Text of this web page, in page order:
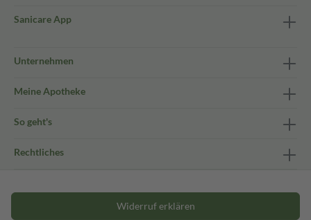
Sanicare App
Unternehmen
Meine Apotheke
So geht's
Rechtliches
Widerruf erklären